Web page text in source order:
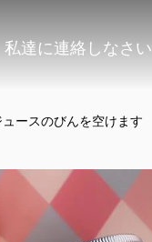
私達に連絡しなさい
ースのびんを空けます